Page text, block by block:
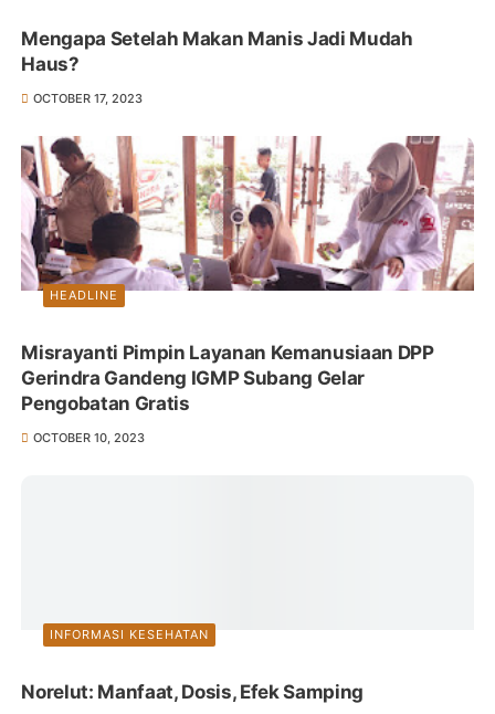
Mengapa Setelah Makan Manis Jadi Mudah
Haus?
OCTOBER 17, 2023
HEADLINE
Misrayanti Pimpin Layanan Kemanusiaan DPP
Gerindra Gandeng IGMP Subang Gelar
Pengobatan Gratis
OCTOBER 10, 2023
INFORMASI KESEHATAN
Norelut: Manfaat, Dosis, Efek Samping